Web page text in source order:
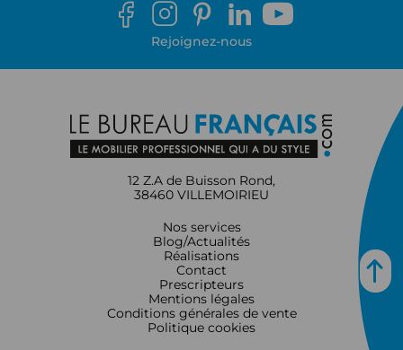
documents sans encombrer l'espace de création.
Rejoignez-nous
Nos services
Blog/Actualités
Réalisations
Contact
Prescripteurs
Mentions légales
Conditions générales de vente
Politique cookies
12 Z.A de Buisson Rond,
38460 VILLEMOIRIEU